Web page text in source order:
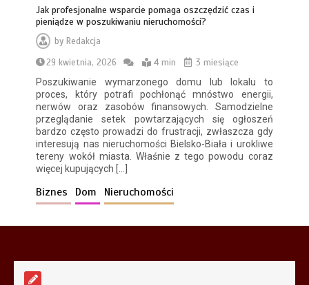
Jak profesjonalne wsparcie pomaga oszczędzić czas i
pieniądze w poszukiwaniu nieruchomości?
byRedakcja
29 kwietnia, 2026
4 min
3 miesiące
Poszukiwanie wymarzonego domu lub lokalu to
proces, który potrafi pochłonąć mnóstwo energii,
nerwów oraz zasobów finansowych. Samodzielne
przeglądanie setek powtarzających się ogłoszeń
bardzo często prowadzi do frustracji, zwłaszcza gdy
interesują nas nieruchomości Bielsko-Biała i urokliwe
tereny wokół miasta. Właśnie z tego powodu coraz
więcej kupujących […]
Biznes Dom Nieruchomości
Systemy cichego domyku i otwierania
na dotyk w nowoczesnych szafach na
wymiar
6 min
Aplikacja do fakturowania terenowego